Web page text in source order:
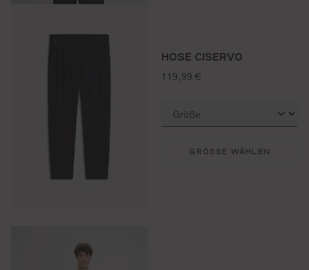
HOSE CISERVO
regulärer preis:
119,99 €
GRÖSSE WÄHLEN